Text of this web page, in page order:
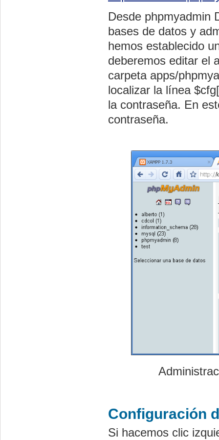
Desde phpmyadmin
bases de datos y
hemos establecido
deberemos editar el
carpeta apps/
localizar la línea
la contraseña. En
contraseña.
Configuración
Si hacemos clic